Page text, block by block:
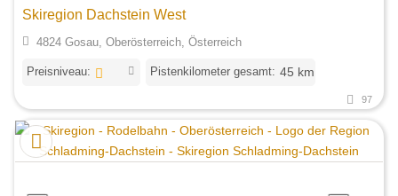
Skiregion Dachstein West
4824 Gosau, Oberösterreich, Österreich
Preisniveau: Pistenkilometer gesamt: 45 km
97